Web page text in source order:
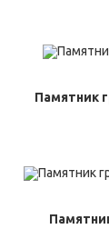
Памятник